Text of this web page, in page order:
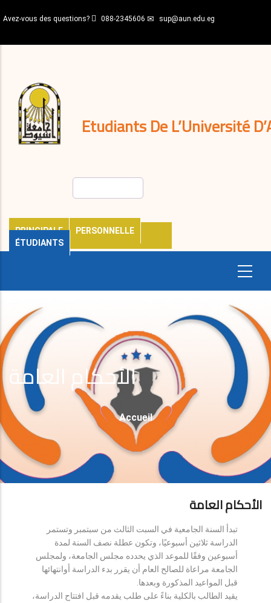
au
principal
Avez-vous des questions? 088-2345606 sup@aun.edu.eg
Etudiants De L’Université
PRINCIPALE
PERSONNELLE
ÉTUDIANTS
décisions
Expatriés
Journal
الأحكام العامة
Fil
D'Ariane
Accueil
الأحكام العامة
تبدأ السنة الجامعية في السبت الثالث من سبتمبر وتستمر
الدراسة ثلاثين أسبوعيًا، وتكون عطلة نصف السنة لمدة
أسبوعين وفقًا للموعد الذي يحدده مجلس الجامعة، ولمجلس
الجامعة مراعاة للصالح العام أن يقرر بدء الدراسة أوانتهائها
قبل المواعيد المذكورة وبعدها.
يقيد الطالب بالكلية بناءً على طلب يقدمه قبل افتتاح الدراسة،